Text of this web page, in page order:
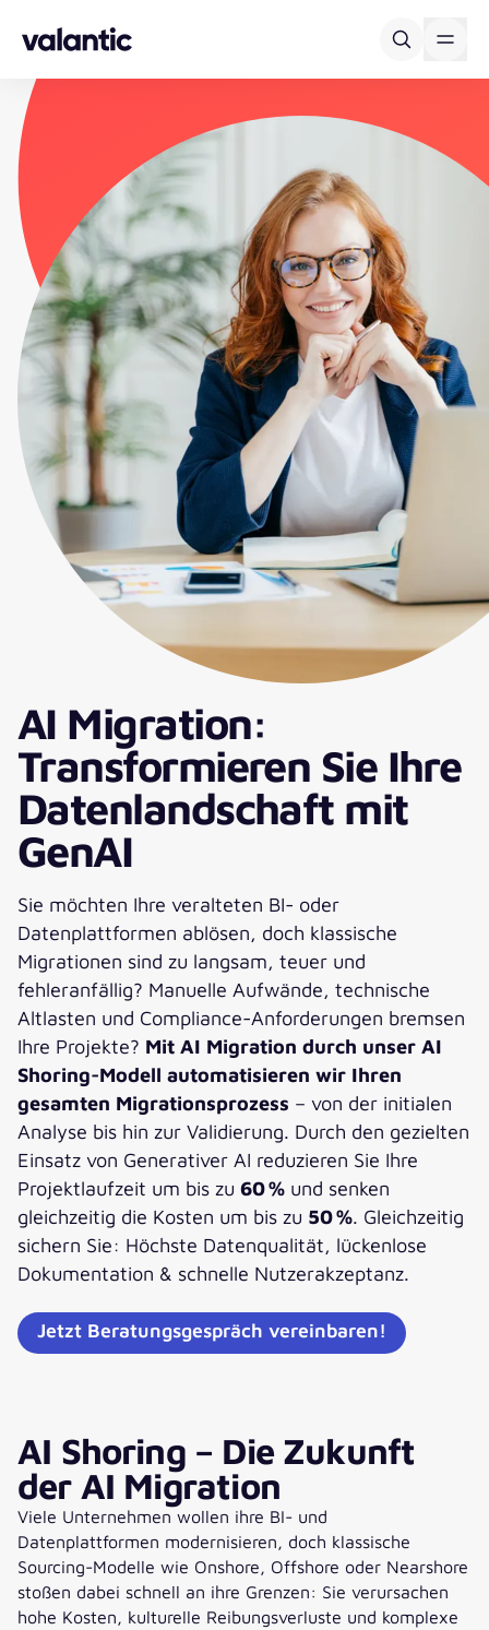
AI Migration:
Transformieren Sie Ihre
Datenlandschaft mit
GenAI
Sie möchten Ihre veralteten BI- oder
Datenplattformen ablösen, doch klassische
Migrationen sind zu langsam, teuer und
fehleranfällig? Manuelle Aufwände, technische
Altlasten und Compliance-Anforderungen bremsen
Ihre Projekte? Mit AI Migration durch unser AI
Shoring-Modell automatisieren wir Ihren
gesamten Migrationsprozess – von der initialen
Analyse bis hin zur Validierung. Durch den gezielten
Einsatz von Generativer AI reduzieren Sie Ihre
Projektlaufzeit um bis zu 60 % und senken
gleichzeitig die Kosten um bis zu 50 %. Gleichzeitig
sichern Sie: Höchste Datenqualität, lückenlose
Dokumentation & schnelle Nutzerakzeptanz.
Jetzt Beratungsgespräch vereinbaren!
AI Shoring – Die Zukunft
der AI Migration
Viele Unternehmen wollen ihre BI- und
Datenplattformen modernisieren, doch klassische
Sourcing-Modelle wie Onshore, Offshore oder Nearshore
stoßen dabei schnell an ihre Grenzen: Sie verursachen
hohe Kosten, kulturelle Reibungsverluste und komplexe